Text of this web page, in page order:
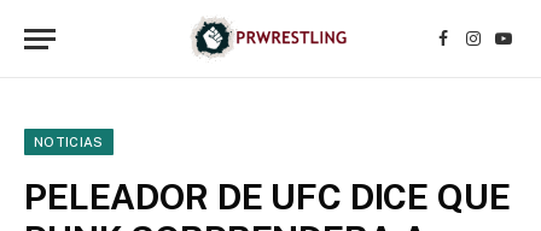
Facebook
NOTICIAS
PELEADOR DE UFC DICE QUE